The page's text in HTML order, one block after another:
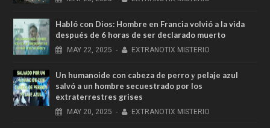
Habló con Dios: Hombre en Francia volvió a la vida
después de 6 horas de ser declarado muerto
MAY 22, 2025 - EXTRANOTIX MISTERIO
Un humanoide con cabeza de perro у pelaje azul
salvó a un hombre secuestrado por los
extraterrestres grises
MAY 20, 2025 - EXTRANOTIX MISTERIO